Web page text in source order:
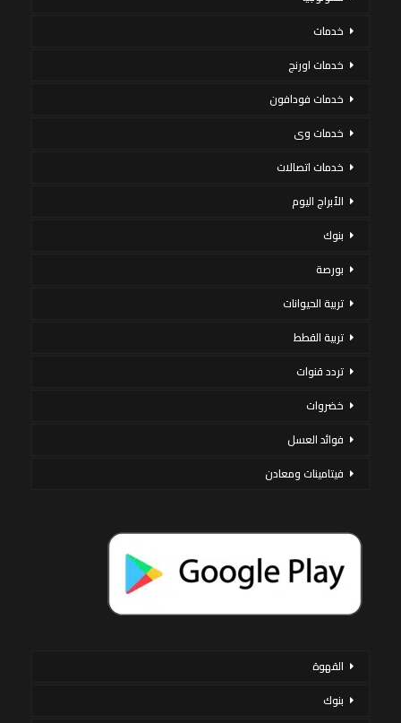
خدمات
خدمات اورنج
خدمات فودافون
خدمات وى
خدمات اتصالات
الأبراج اليوم
بنوك
بورصة
تربية الحيوانات
تربية القطط
تردد قنوات
خضروات
فوائد العسل
فيتامينات ومعادن
القهوة
بنوك